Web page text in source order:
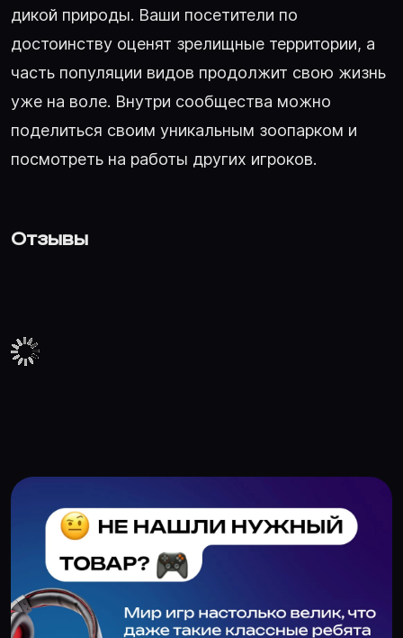
дикой природы. Ваши посетители по
достоинству оценят зрелищные территории, а
часть популяции видов продолжит свою жизнь
уже на воле. Внутри сообщества можно
поделиться своим уникальным зоопарком и
посмотреть на работы других игроков.
Отзывы